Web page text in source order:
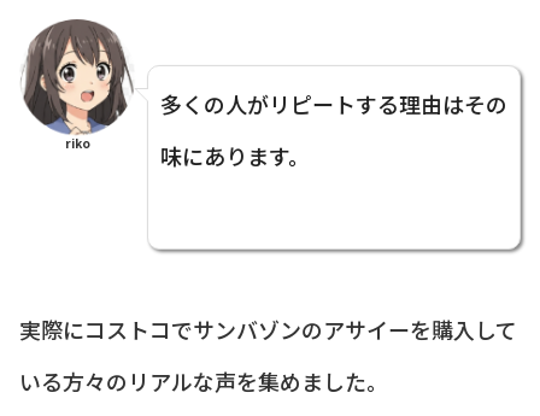
riko
多くの人がリピートする理由はその
味にあります。
実際にコストコでサンバゾンのアサイーを購入して
いる方々のリアルな声を集めました。